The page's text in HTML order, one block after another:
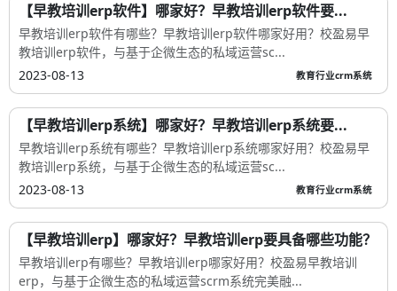
【早教培训erp软件】哪家好？早教培训erp软件要...
早教培训erp软件有哪些？早教培训erp软件哪家好用？校盈易早
教培训erp软件，与基于企微生态的私域运营sc...
2023-08-13
教育行业crm系统
【早教培训erp系统】哪家好？早教培训erp系统要...
早教培训erp系统有哪些？早教培训erp系统哪家好用？校盈易早
教培训erp系统，与基于企微生态的私域运营sc...
2023-08-13
教育行业crm系统
【早教培训erp】哪家好？早教培训erp要具备哪些功能？
早教培训erp有哪些？早教培训erp哪家好用？校盈易早教培训
erp，与基于企微生态的私域运营scrm系统完美融...